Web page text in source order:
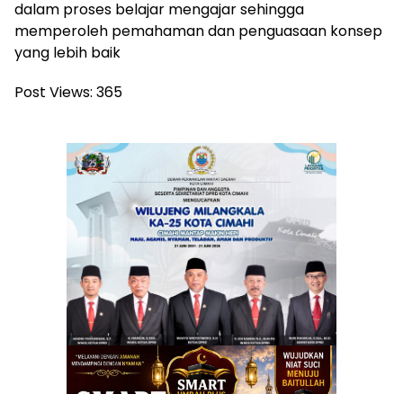
dalam proses belajar mengajar sehingga
memperoleh pemahaman dan penguasaan konsep
yang lebih baik
Post Views: 365